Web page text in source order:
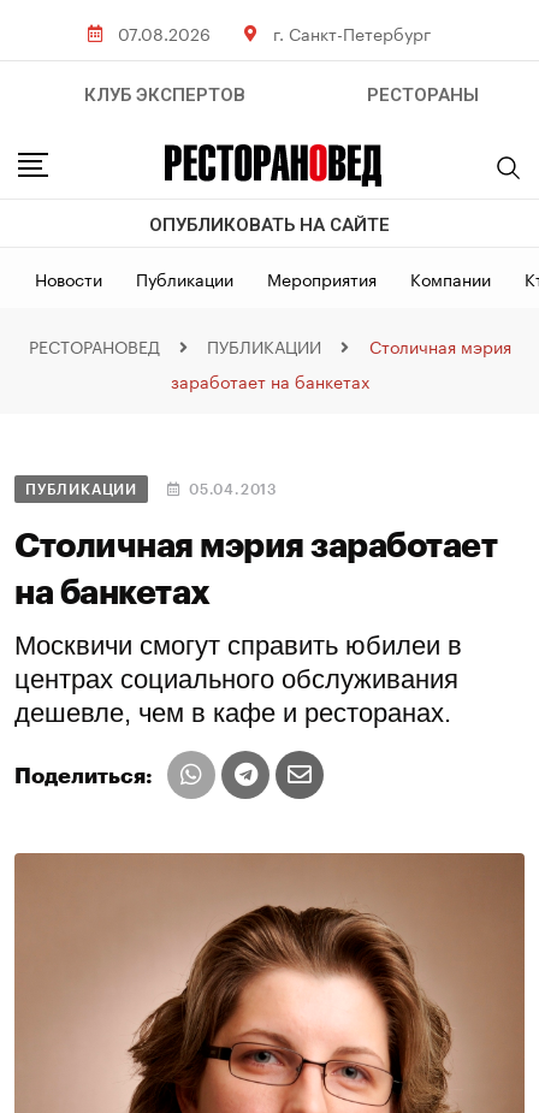
07.08.2026 г. Санкт-Петербург
КЛУБ ЭКСПЕРТОВ РЕСТОРАНЫ
ОПУБЛИКОВАТЬ НА САЙТЕ
Новости Публикации Мероприятия Компании
РЕСТОРАНОВЕД ПУБЛИКАЦИИ
Столичная мэрия
заработает на банкетах
ПУБЛИКАЦИИ 05.04.2013
Столичная мэрия заработает
на банкетах
Москвичи смогут справить юбилеи в
центрах социального обслуживания
дешевле, чем в кафе и ресторанах.
Поделиться: